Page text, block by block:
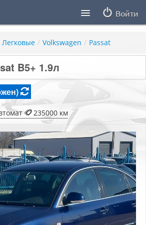
Войти
Легковые / Volkswagen / Passat
B5+ 1.9л
235000 км